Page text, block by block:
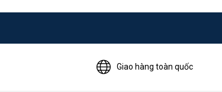
Giao hàng toàn quốc